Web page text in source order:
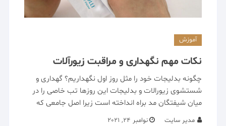
آموزش
نکات مهم نگهداری و مراقبت زیورآلات
چگونه بدلیجات خود را مثل روز اول نگهداریم؟ گهداری و
شستشوی زیورالات و بدلیجات این روزها تب خاصی را در
میان شیفتگان مد براه انداخته است زیرا اصل جامعی که
مدیر سایت نوامبر 24, 2021